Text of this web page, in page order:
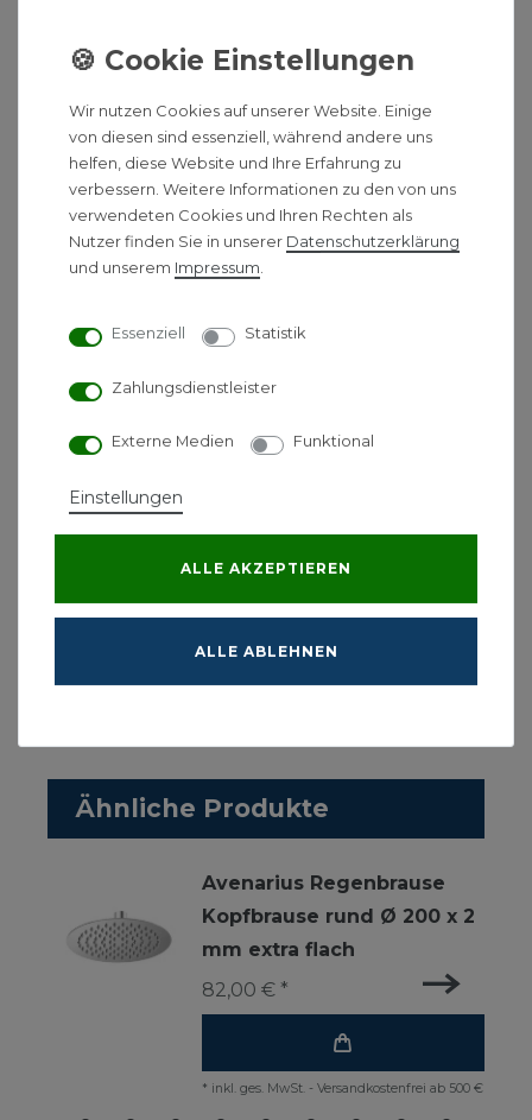
Produkten rund um die Dusche. Ob Handbrausen,
sinnvolles Zubehör. Alle Produkte erfüllen höchste
Ansprüche an Design und Funktion und bieten ein
ausgezeichnetes Preis-Leistungsverhältnis.
Avenarius ist in Menden/Sauerland beheimatet und
bietet Produkte, die mit hoher Handwerklichen
Präzision gefertigt werden. Als Spezialist für
modernes Design und hervorragende Qualität.
Produktbeschreibung:
Material:
Farbe:
Maß LxB
Durchfluß bei 3 bar
14,1 Liter / min
Ähnliche Produkte
Avenarius Regenbrause
Kopfbrause rund Ø 200 x 2
mm extra flach
82,00 € *
* inkl. ges. MwSt. - Versandkostenfrei ab 500 €
Wir nutzen Cookies auf unserer Website. Einige
von diesen sind essenziell, während andere uns
helfen, diese Website und Ihre Erfahrung zu
verbessern. Weitere Informationen zu den von uns
verwendeten Cookies und Ihren Rechten als
Nutzer finden Sie in unserer Daten­schutz­erklärung
und unserem Impressum
Essenziell Statistik
Zahlungsdienstleister
Externe Medien Funktional
Einstellungen
ALLE AKZEPTIEREN
ALLE ABLEHNEN